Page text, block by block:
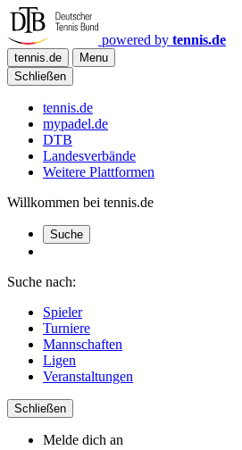
powered by tennis.de
tennis.de
Menu
Schließen
tennis.de
mypadel.de
DTB
Landesverbände
Weitere Plattformen
Willkommen bei tennis.de
Suche
Suche nach:
Spieler
Turniere
Mannschaften
Ligen
Veranstaltungen
Schließen
Melde dich an